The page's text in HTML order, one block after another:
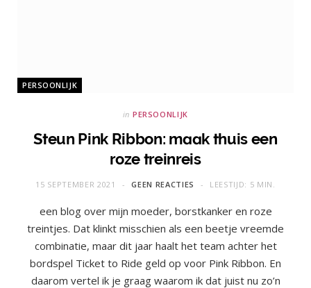
PERSOONLIJK
in PERSOONLIJK
Steun Pink Ribbon: maak thuis een
roze treinreis
15 SEPTEMBER 2021 GEEN REACTIES LEESTIJD: 5 MIN.
een blog over mijn moeder, borstkanker en roze
treintjes. Dat klinkt misschien als een beetje vreemde
combinatie, maar dit jaar haalt het team achter het
bordspel Ticket to Ride geld op voor Pink Ribbon. En
daarom vertel ik je graag waarom ik dat juist nu zo’n